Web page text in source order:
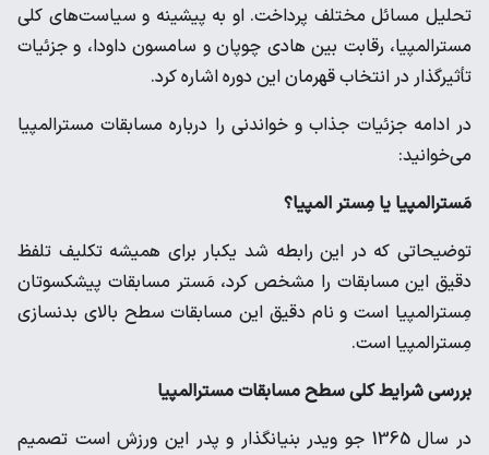
تحلیل مسائل مختلف پرداخت. او به پیشینه و سیاست‌های کلی
مسترالمپیا، رقابت بین هادی چوپان و سامسون داودا، و جزئیات
تأثیرگذار در انتخاب قهرمان این دوره اشاره کرد.
در ادامه جزئیات جذاب و خواندنی را درباره مسابقات مسترالمپیا
می‌خوانید:
مَسترالمپیا یا مِستر المپیا؟
توضیحاتی که در این رابطه شد یکبار برای همیشه تکلیف تلفظ
دقیق این مسابقات را مشخص کرد، مَستر مسابقات پیشکسوتان
مِسترالمپیا است و نام دقیق این مسابقات سطح بالای بدنسازی
مِسترالمپیا است.
بررسی شرایط کلی سطح مسابقات مسترالمپیا
در سال 1365 جو ویدر بنیانگذار و پدر این ورزش است تصمیم